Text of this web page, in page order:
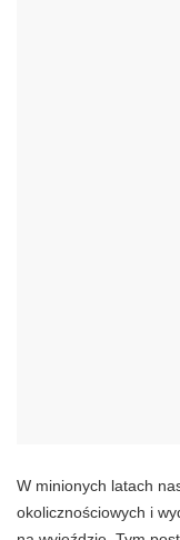
W minionych latach
okolicznościowych i